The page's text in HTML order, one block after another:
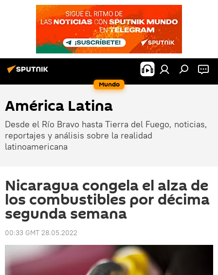
Mundo
América Latina
Desde el Río Bravo hasta Tierra del Fuego, noticias,
reportajes y análisis sobre la realidad
latinoamericana
Nicaragua congela el alza de
los combustibles por décima
segunda semana
00:33 GMT 28.05.2022